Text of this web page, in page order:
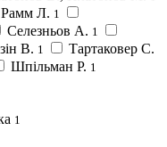
Рамм Л. 1
Селезньов А. 1
В. 1 Тартаковер С.
Шпільман Р. 1
1